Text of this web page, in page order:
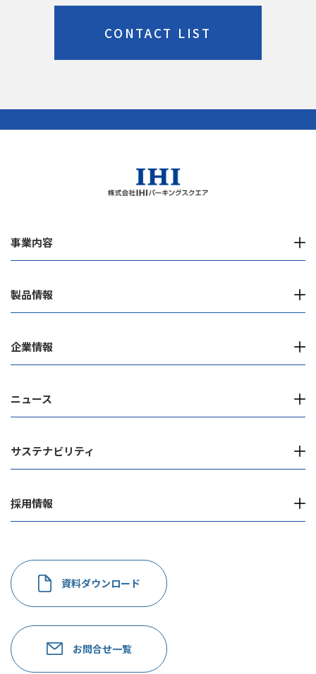
CONTACT LIST
事業内容
製品情報
企業情報
ニュース
サステナビリティ
採用情報
資料ダウンロード
お問合せ一覧